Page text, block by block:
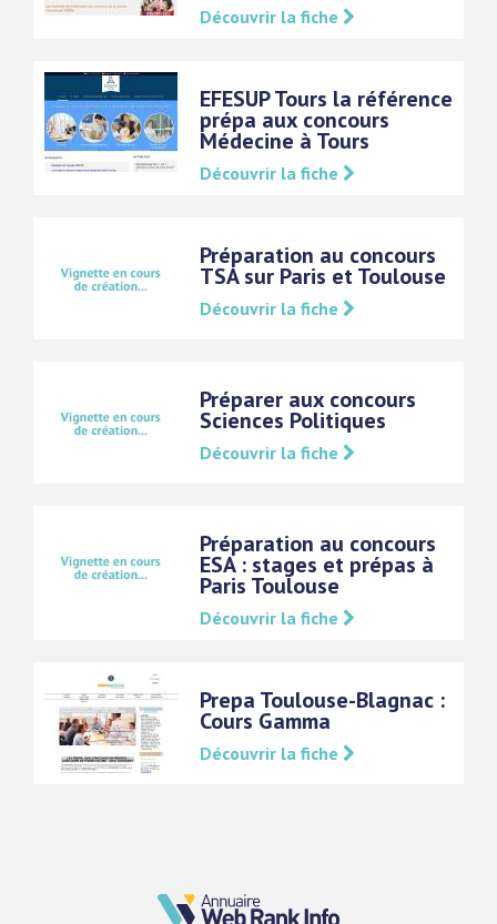
Découvrir la fiche
EFESUP Tours la référence
prépa aux concours
Médecine à Tours
Découvrir la fiche
Préparation au concours
TSA sur Paris et Toulouse
Découvrir la fiche
Préparer aux concours
Sciences Politiques
Découvrir la fiche
Préparation au concours
ESA : stages et prépas à
Paris Toulouse
Découvrir la fiche
Prepa Toulouse-Blagnac :
Cours Gamma
Découvrir la fiche